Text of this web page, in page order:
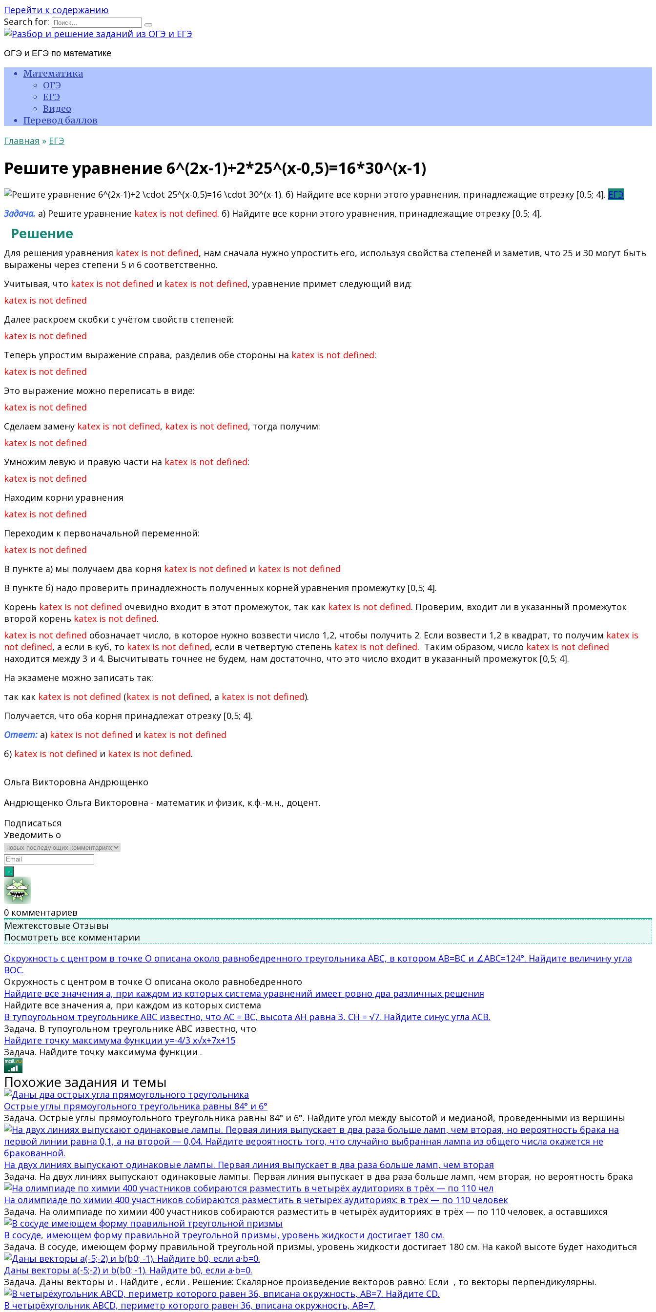
Перейти к содержанию
Search for:
ОГЭ и ЕГЭ по математике
Математика
ОГЭ
ЕГЭ
Видео
Перевод баллов
Главная » ЕГЭ
Решите уравнение 6^(2x-1)+2*25^(x-0,5)=16*30^(x-1)
ЕГЭ
Задача. а) Решите уравнение katex is not defined. б) Найдите все корни этого уравнения, принадлежащие отрезку [0,5; 4].
Решение
Для решения уравнения katex is not defined, нам сначала нужно упростить его, используя свойства степеней и заметив, что 25 и 30 могут быть
выражены через степени 5 и 6 соответственно.
Учитывая, что katex is not defined и katex is not defined, уравнение примет следующий вид:
katex is not defined
Далее раскроем скобки с учётом свойств степеней:
katex is not defined
Теперь упростим выражение справа, разделив обе стороны на katex is not defined:
katex is not defined
Это выражение можно переписать в виде:
katex is not defined
Сделаем замену katex is not defined, katex is not defined, тогда получим:
katex is not defined
Умножим левую и правую части на katex is not defined:
katex is not defined
Находим корни уравнения
katex is not defined
Переходим к первоначальной переменной:
katex is not defined
В пункте a) мы получаем два корня katex is not defined и katex is not defined
В пункте б) надо проверить принадлежность полученных корней уравнения промежутку [0,5; 4].
Корень katex is not defined очевидно входит в этот промежуток, так как katex is not defined. Проверим, входит ли в указанный промежуток
второй корень katex is not defined.
katex is not defined обозначает число, в которое нужно возвести число 1,2, чтобы получить 2. Если возвести 1,2 в квадрат, то получим katex is
not defined, а если в куб, то katex is not defined, если в четвертую степень katex is not defined. Таким образом, число katex is not defined
находится между 3 и 4. Высчитывать точнее не будем, нам достаточно, что это число входит в указанный промежуток [0,5; 4].
На экзамене можно записать так:
так как katex is not defined (katex is not defined, а katex is not defined).
Получается, что оба корня принадлежат отрезку [0,5; 4].
Ответ: а) katex is not defined и katex is not defined
б) katex is not defined и katex is not defined.
Ольга Викторовна Андрющенко
Андрющенко Ольга Викторовна - математик и физик, к.ф.-м.н., доцент.
Подписаться
Уведомить о
0 комментариев
Межтекстовые Отзывы
Посмотреть все комментарии
Окружность с центром в точке О описана около равнобедренного треугольника ABC, в котором AB=BC и ∠ABC=124°. Найдите величину угла
BOC.
Окружность с центром в точке О описана около равнобедренного
Найдите все значения а, при каждом из которых система уравнений имеет ровно два различных решения
Найдите все значения а, при каждом из которых система
В тупоугольном треугольнике ABC известно, что AC = BC, высота AH равна 3, CH = √7. Найдите синус угла ACB.
Задача. В тупоугольном треугольнике ABC известно, что
Найдите точку максимума функции y=-4/3 x√x+7x+15
Задача. Найдите точку максимума функции .
Похожие задания и темы
Острые углы прямоугольного треугольника равны 84° и 6°
Задача. Острые углы прямоугольного треугольника равны 84° и 6°. Найдите угол между высотой и медианой, проведенными из вершины
На двух линиях выпускают одинаковые лампы. Первая линия выпускает в два раза больше ламп, чем вторая
Задача. На двух линиях выпускают одинаковые лампы. Первая линия выпускает в два раза больше ламп, чем вторая, но вероятность брака
На олимпиаде по химии 400 участников собираются разместить в четырёх аудиториях: в трёх — по 110 человек
Задача. На олимпиаде по химии 400 участников собираются разместить в четырёх аудиториях: в трёх — по 110 человек, а оставшихся
В сосуде, имеющем форму правильной треугольной призмы, уровень жидкости достигает 180 см.
Задача. В сосуде, имеющем форму правильной треугольной призмы, уровень жидкости достигает 180 см. На какой высоте будет находиться
Даны векторы a(-5;-2) и b(b0; -1). Найдите b0, если a·b=0.
Задача. Даны векторы и . Найдите , если . Решение: Скалярное произведение векторов равно: Если , то векторы перпендикулярны.
В четырёхугольник ABCD, периметр которого равен 36, вписана окружность, AB=7.